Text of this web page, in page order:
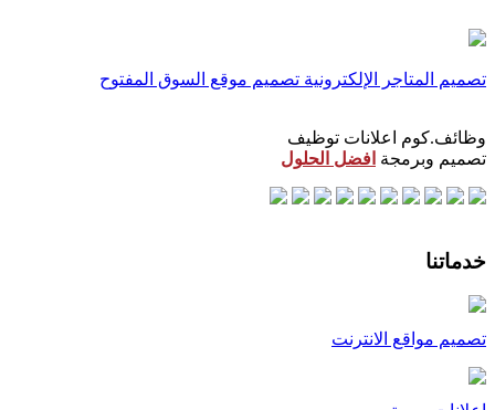
تصميم المتاجر الإلكترونية تصميم موقع السوق المفتوح
وظائف.كوم اعلانات توظيف
تصميم وبرمجة افضل الحلول
خدماتنا
تصميم مواقع الانترنت